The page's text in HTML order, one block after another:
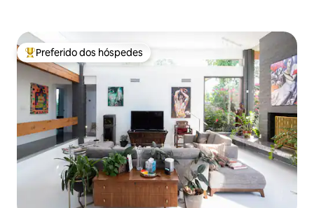
Entre os melhores preferidos dos hóspedes
Preferido dos hóspedes